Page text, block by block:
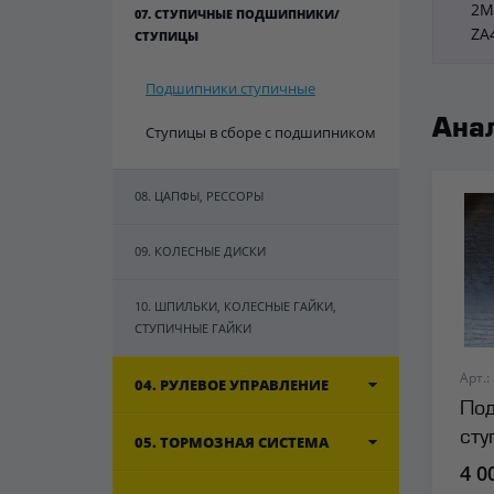
07. СТУПИЧНЫЕ ПОДШИПНИКИ/
СТУПИЦЫ
Подшипники ступичные
Ступицы в сборе с подшипником
08. ЦАПФЫ, РЕССОРЫ
09. КОЛЕСНЫЕ ДИСКИ
10. ШПИЛЬКИ, КОЛЕСНЫЕ ГАЙКИ,
СТУПИЧНЫЕ ГАЙКИ
04. РУЛЕВОЕ УПРАВЛЕНИЕ
05. ТОРМОЗНАЯ СИСТЕМА
Арт.:
4